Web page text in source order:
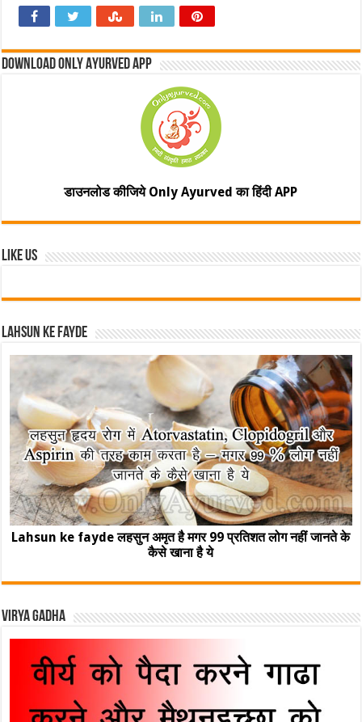
Download Only Ayurved App
डाउनलोड कीजिये Only Ayurved का हिंदी APP
Like Us
Lahsun ke fayde
Lahsun ke fayde लहसुन अमृत है मगर 99 प्रतिशत लोग नहीं जानते के
कैसे खाना है ये
Virya Gadha